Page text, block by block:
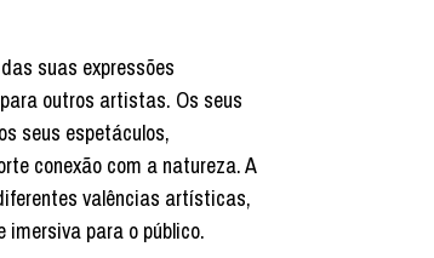
suas expressões
outros artistas. Os seus
seus espetáculos,
conexão com a natureza. A
valências artísticas,
para o público.